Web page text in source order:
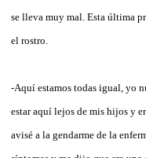
se lleva muy mal. Esta última
el rostro.
-Aquí estamos todas igual, yo
estar aquí lejos de mis hijos y
avisé a la gendarme de la